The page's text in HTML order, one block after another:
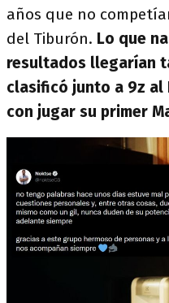
años que no
del Tiburón. Lo que
resultados llegarían
clasificó junto a 9z al
con jugar su primer